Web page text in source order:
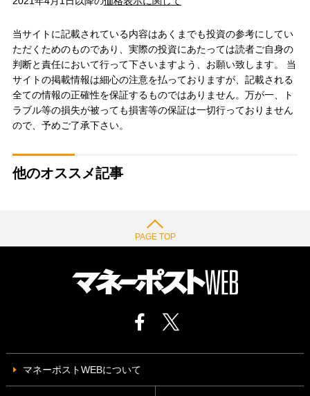
当サイトに記載されている内容はあくまでも投資の参考にしてい
ただくためのものであり、実際の投資にあたっては読者ご自身の
判断と責任において行って下さいますよう、お願い致します。 当
サイトの掲載情報は細心の注意を払っておりますが、記載される
全ての情報の正確性を保証するものではありません。万が一、ト
ラブル等の損失が被っても損害等の保証は一切行っておりません
ので、予めご了承下さい。
他のオススメ記事
PAGE TOP
マネーポストWEBについて